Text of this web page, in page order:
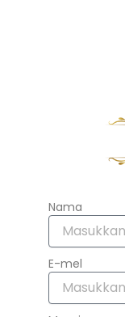
Nama
E-mel